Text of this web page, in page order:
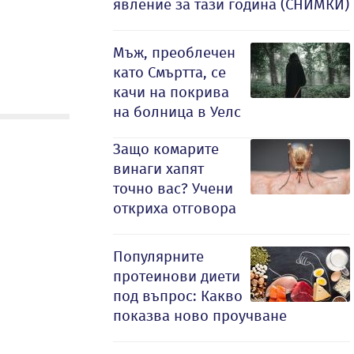
явление за тази година (СНИМКИ)
Мъж, преоблечен
като Смъртта, се
качи на покрива
на болница в Уелс
Защо комарите
винаги хапят
точно вас? Учени
откриха отговора
Популярните
протеинови диети
под въпрос: Какво
показва ново проучване